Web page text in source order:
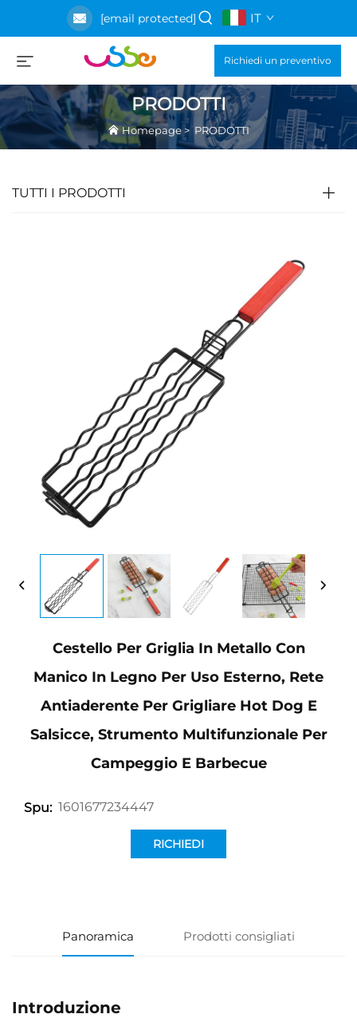
[email protected] IT
Richiedi un preventivo
PRODOTTI
Homepage>PRODOTTI
TUTTI I PRODOTTI
Cestello Per Griglia In Metallo Con
Manico In Legno Per Uso Esterno, Rete
Antiaderente Per Grigliare Hot Dog E
Salsicce, Strumento Multifunzionale Per
Campeggio E Barbecue
Spu: 1601677234447
RICHIEDI
Panoramica Prodotti consigliati
Introduzione